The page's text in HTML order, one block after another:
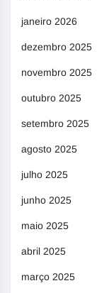
janeiro 2026
dezembro 2025
novembro 2025
outubro 2025
setembro 2025
agosto 2025
julho 2025
junho 2025
maio 2025
abril 2025
março 2025